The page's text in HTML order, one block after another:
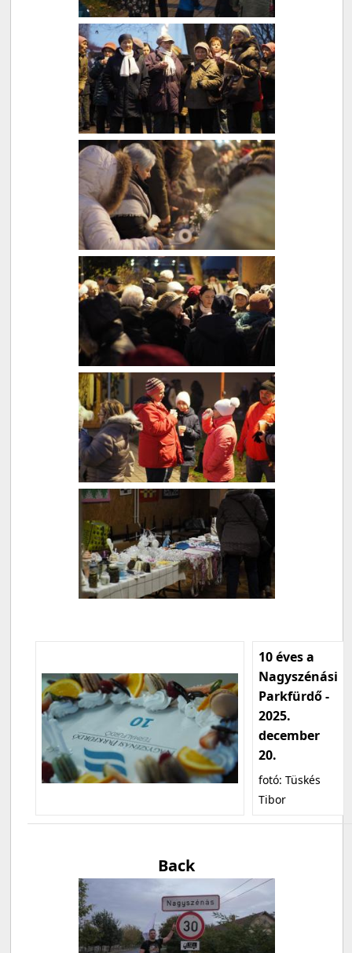
10 éves a
Nagyszénási
Parkfürdő -
2025.
december
20.
fotó: Tüskés
Tibor
Back